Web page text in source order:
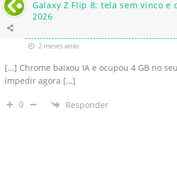
Galaxy Z Flip 8: tela sem vinco e
2026
2 meses atrás
[…] Chrome baixou IA e ocupou 4 GB no
impedir agora […]
0 Responder